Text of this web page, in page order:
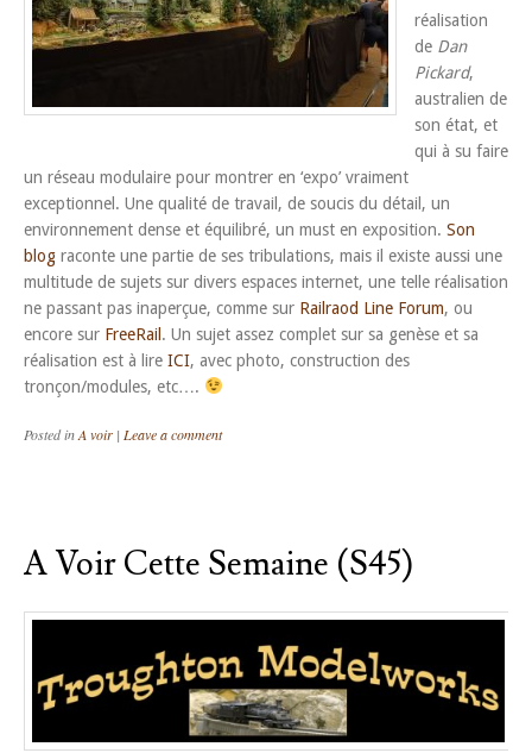
réalisation
de Dan
Pickard,
australien de
son état, et
qui à su faire
un réseau modulaire pour montrer en ‘expo’ vraiment
exceptionnel. Une qualité de travail, de soucis du détail, un
environnement dense et équilibré, un must en exposition. Son
blog raconte une partie de ses tribulations, mais il existe aussi une
multitude de sujets sur divers espaces internet, une telle réalisation
ne passant pas inaperçue, comme sur Railraod Line Forum, ou
encore sur FreeRail . Un sujet assez complet sur sa genèse et sa
réalisation est à lire ICI, avec photo, construction des
tronçon/modules, etc….
Posted inA voir | Leave a comment
A Voir Cette Semaine (S45)